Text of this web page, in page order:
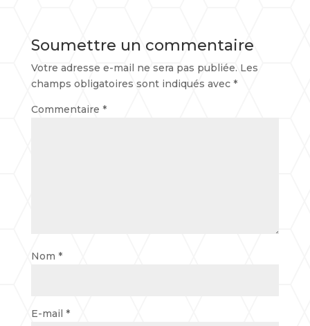
Soumettre un commentaire
Votre adresse e-mail ne sera pas publiée. Les
champs obligatoires sont indiqués avec *
Commentaire *
Nom *
E-mail *